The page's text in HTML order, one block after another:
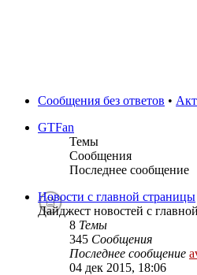
Сообщения без ответов •
GTFan
Темы
Сообщения
Последнее сообщение
Новости с главной страницы
Дайджест новостей с
8 Темы
345 Сообщения
Последнее сообщение
04 дек 2015, 18:06